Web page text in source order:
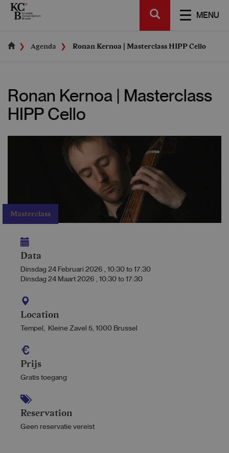
Skip
MENU
SEARCH
Agenda Ronan Kernoa | Masterclass HIPP Cello
Ronan Kernoa | Masterclass
HIPP Cello
Masterclass
Data
Dinsdag 24 Februari 2026 , 10:30 to 17:30
Dinsdag 24 Maart 2026 , 10:30 to 17:30
Location
Tempel, Kleine Zavel 5, 1000 Brussel
Prijs
Gratis toegang
Reservation
Geen reservatie vereist